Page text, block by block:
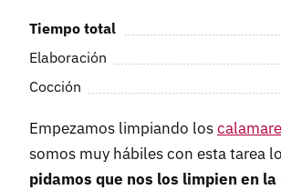
Tiempo total
Elaboración
Cocción
Empezamos limpiando los
somos muy hábiles con esta tarea
pidamos que nos los limpien en